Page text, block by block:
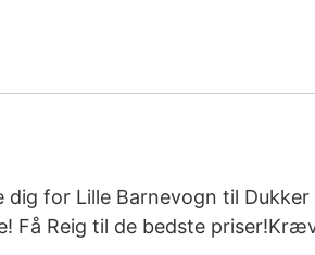
for Lille Barnevogn til Dukker
Få Reig til de bedste